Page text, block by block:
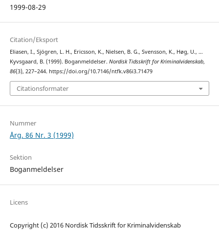
1999-08-29
Citation/Eksport
Eliasen, I., Sjögren, L. H., Ericsson, K., Nielsen, B. G., Svensson, K., Høg, U., …
Kyvsgaard, B. (1999). Boganmeldelser. Nordisk Tidsskrift for Kriminalvidenskab,
86(3), 227–244. https://doi.org/10.7146/ntfk.v86i3.71479
Citationsformater
Nummer
Årg. 86 Nr. 3 (1999)
Sektion
Boganmeldelser
Licens
Copyright (c) 2016 Nordisk Tidsskrift for Kriminalvidenskab